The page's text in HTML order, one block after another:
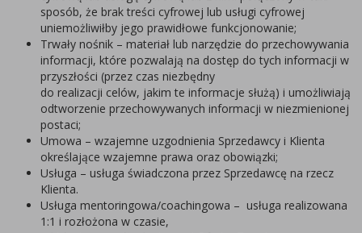
sposób, że brak treści cyfrowej lub usługi cyfrowej
uniemożliwiłby jego prawidłowe funkcjonowanie;
Trwały nośnik – materiał lub narzędzie do przechowywania
informacji, które pozwalają na dostęp do tych informacji w
przyszłości (przez czas niezbędny
do realizacji celów, jakim te informacje służą) i umożliwiają
odtworzenie przechowywanych informacji w niezmienionej
postaci;
Umowa – wzajemne uzgodnienia Sprzedawcy i Klienta
określające wzajemne prawa oraz obowiązki;
Usługa – usługa świadczona przez Sprzedawcę na rzecz
Klienta.
Usługa mentoringowa/coachingowa – usługa realizowana
1:1 i rozłożona w czasie,